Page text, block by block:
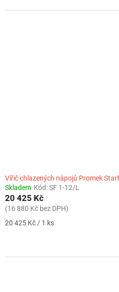
Vířič chlazených nápojů Promek
Skladem Kód:SF 1-12/L
20 425 Kč
(16 880 Kč bez DPH)
Měrná
20 425 Kč / 1 ks